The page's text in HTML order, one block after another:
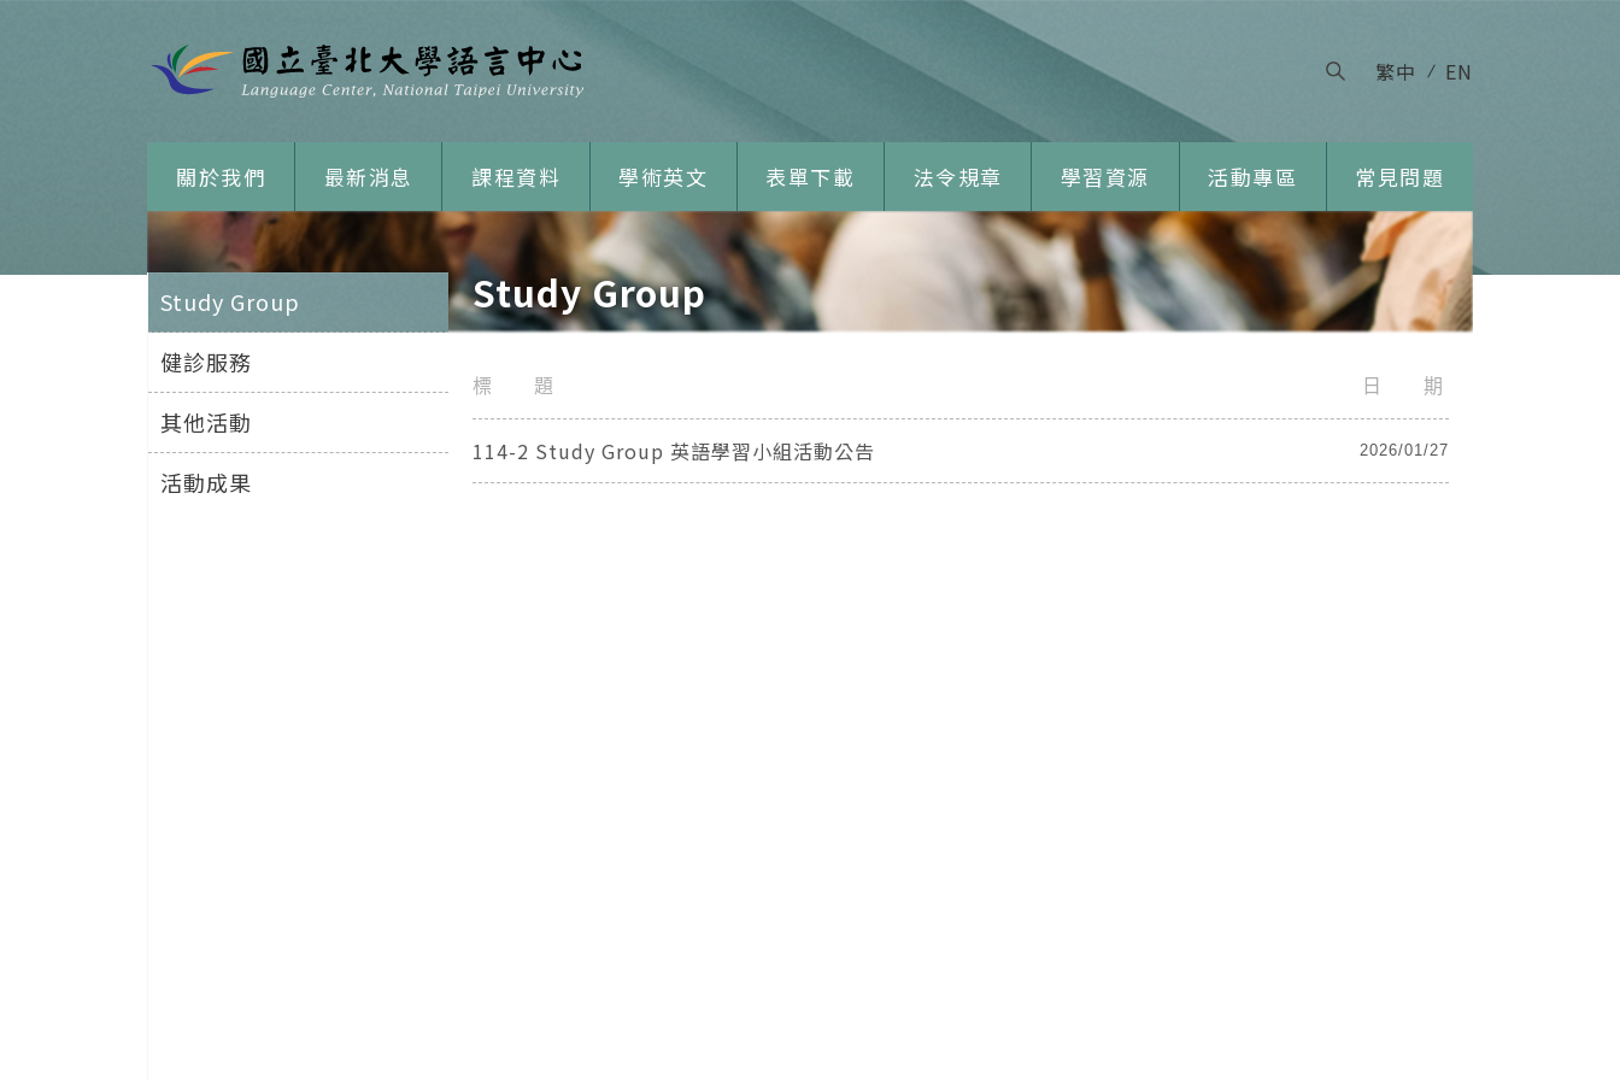
繁中 EN
關於我們 最新消息 課程資料 學術英文 表單下載 法令規章 學習資源 活動專區 常見問題
Study Group
健診服務
其他活動
活動成果
Study Group
標 題 日 期
114-2 Study Group 英語學習小組活動公告 2026/01/27